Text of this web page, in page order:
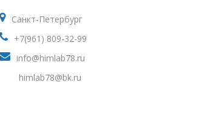
Санкт-Петербург
+7(961) 809-32-99
info@himlab78.ru
himlab78@bk.ru